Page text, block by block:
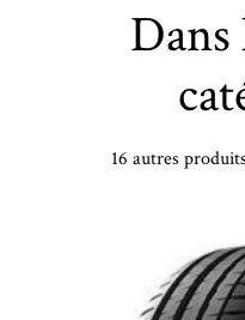
Dans
16 autres